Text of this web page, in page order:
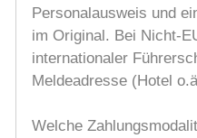
Personalausweis und
im Original. Bei Nicht-
internationaler
Meldeadresse (Hotel
Welche